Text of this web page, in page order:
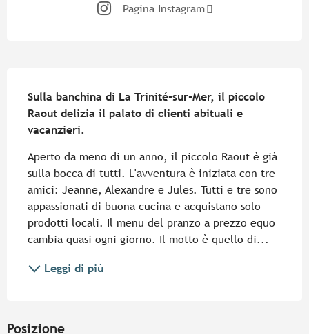
Pagina Instagram
Sulla banchina di La Trinité-sur-Mer, il piccolo
Raout delizia il palato di clienti abituali e
vacanzieri.
Aperto da meno di un anno, il piccolo Raout è già
sulla bocca di tutti. L'avventura è iniziata con tre
amici: Jeanne, Alexandre e Jules. Tutti e tre sono
appassionati di buona cucina e acquistano solo
prodotti locali. Il menu del pranzo a prezzo equo
cambia quasi ogni giorno. Il motto è quello di...
Leggi di più
Posizione